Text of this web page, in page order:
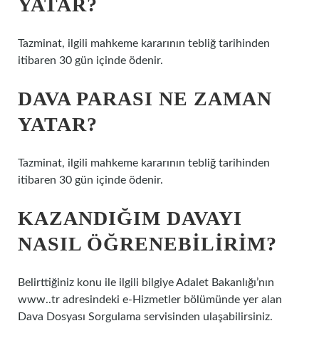
YATAR?
Tazminat, ilgili mahkeme kararının tebliğ tarihinden
itibaren 30 gün içinde ödenir.
DAVA PARASI NE ZAMAN
YATAR?
Tazminat, ilgili mahkeme kararının tebliğ tarihinden
itibaren 30 gün içinde ödenir.
KAZANDIĞIM DAVAYI
NASIL ÖĞRENEBILIRIM?
Belirttiğiniz konu ile ilgili bilgiye Adalet Bakanlığı’nın
www..tr adresindeki e-Hizmetler bölümünde yer alan
Dava Dosyası Sorgulama servisinden ulaşabilirsiniz.